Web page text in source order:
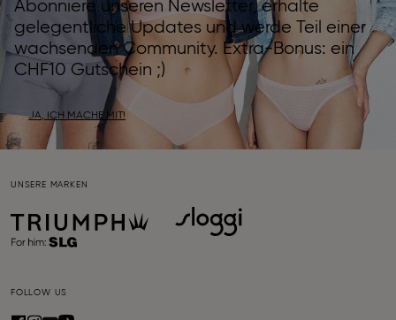
Abonniere unseren Newsletter, erhalte
gelegentliche Updates und werde Teil einer
wachsenden Community. Extra-Bonus: ein
CHF10 Gutschein ;)
JA, ICH MACHE MIT!
UNSERE MARKEN
FOLLOW US